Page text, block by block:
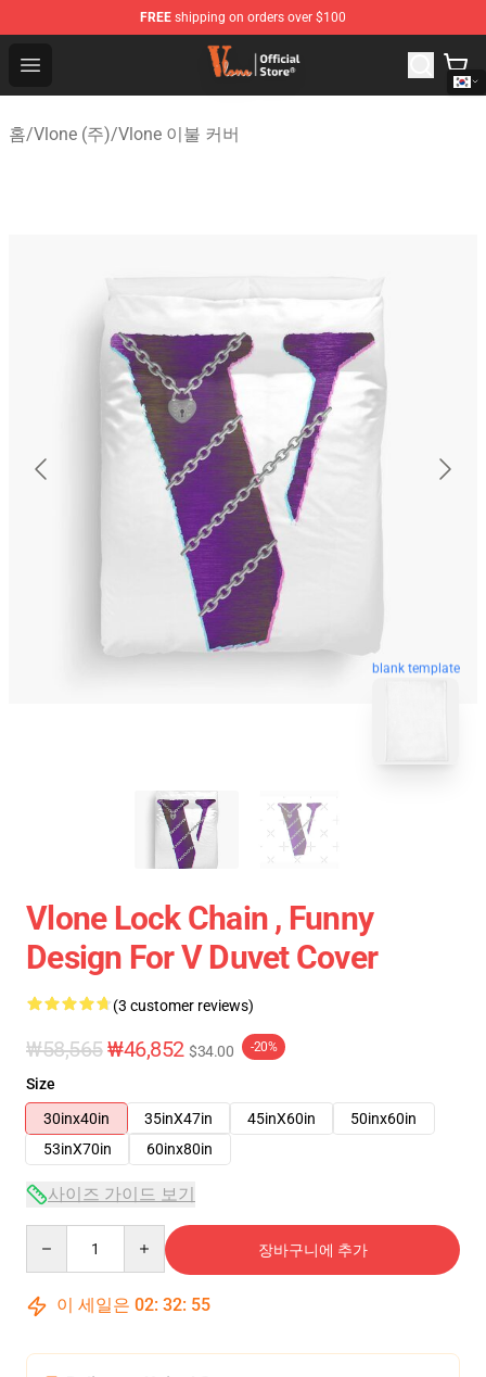
FREE shipping on orders over $100
Open menu
Vlone Shop - Official Vlone Merchandise Store
홈/Vlone (주)/Vlone 이불 커버
blank template
Vlone Lock Chain , Funny
Design For V Duvet Cover
(3 customer reviews)
₩58,565₩46,852 $34.00 -20%
Size
30inx40in
35inX47in 45inX60in
50inx60in
53inX70in
60inx80in
사이즈 가이드 보기
장바구니에 추가
이 세일은 02: 32: 54